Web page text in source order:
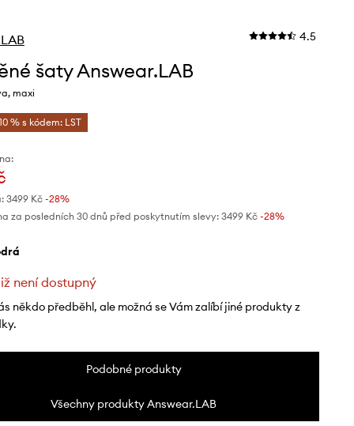
4.5
šaty Answear.LAB
maxi
% s kódem: LST
3499 Kč-28%
za posledních 30 dnů před poskytnutím slevy: 3499 Kč -28%
není dostupný
někdo předběhl, ale možná se Vám zalíbí jiné produkty z
Podobné produkty
Všechny produkty Answear.LAB